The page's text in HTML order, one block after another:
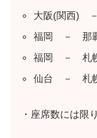
大阪(関西)
福岡 － 那
福岡 － 札
仙台 － 札
・座席数には限